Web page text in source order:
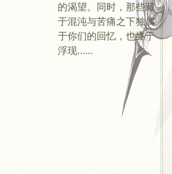
的渴望。同时，那些藏
于混沌与苦痛之下独属
于你们的回忆，也终于
浮现……